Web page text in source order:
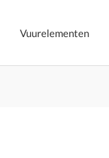
Vuurelementen